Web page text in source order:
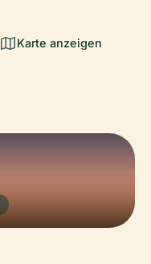
Karte anzeigen